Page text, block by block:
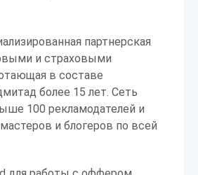
партнерская
и страховыми
в составе
более 15 лет. Сеть
100 рекламодателей и
и блогеров по всей